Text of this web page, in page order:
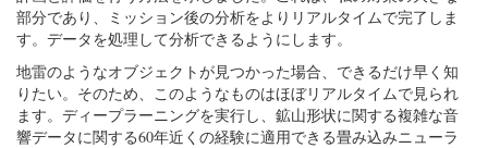
部分であり、ミッション後の分析をよりリアルタイムで完了しま
す。データを処理して分析できるようにします。
地雷のようなオブジェクトが見つかった場合、できるだけ早く知
りたい。そのため、このようなものはほぼリアルタイムで見られ
ます。ディープラーニングを実行し、鉱山形状に関する複雑な音
響データに関する60年近くの経験に適用できる畳み込みニューラ